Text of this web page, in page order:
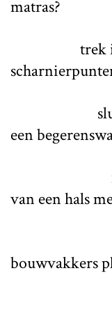
matras?
trek
een
van een hals
bouwvakkers